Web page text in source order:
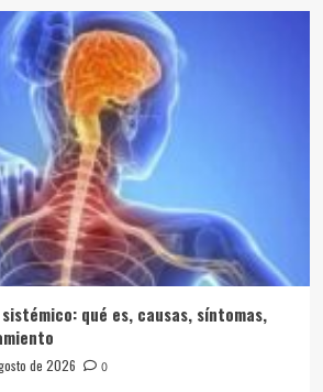
qué es, causas, síntomas,
de 2026 0